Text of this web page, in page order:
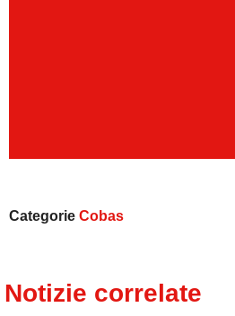
Categorie Cobas
Notizie correlate